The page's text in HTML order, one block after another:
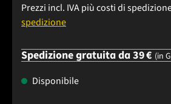
Prezzi incl. IVA più costi di
spedizione
Spedizione gratuita da 39 € (in
Disponibile